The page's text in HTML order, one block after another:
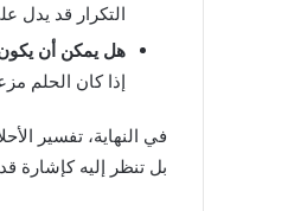
التكرار قد يدل
هل يمكن أن
إذا كان الحلم
في النهاية، تفسير
بل تنظر إليه كإشارة